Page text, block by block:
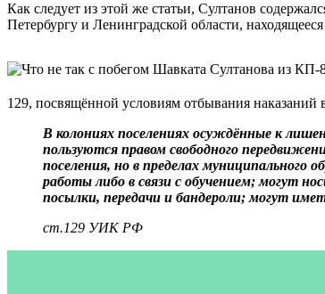
Как следует из этой же статьи, Султанов
Петербургу и Ленинградской области,
129, посвящённой условиям отбывания наказаний
В колониях поселениях осуждённые к
пользуются правом свободного
поселения, но в пределах муниципального
работы либо в связи с обучением; могут
посылки, передачи и бандероли; могут
ст.129 УИК РФ